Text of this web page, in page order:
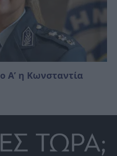
Α’ η Κωνσταντία